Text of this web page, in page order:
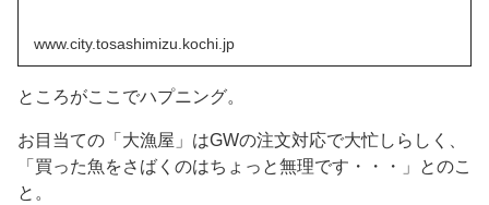
www.city.tosashimizu.kochi.jp
ところがここでハプニング。
お目当ての「大漁屋」はGWの注文対応で大忙しらしく、
「買った魚をさばくのはちょっと無理です・・・」とのこ
と。